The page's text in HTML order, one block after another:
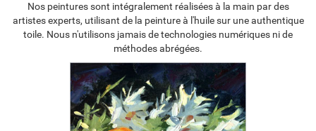
Nos peintures sont intégralement réalisées à la main par des
artistes experts, utilisant de la peinture à l'huile sur une authentique
toile. Nous n'utilisons jamais de technologies numériques ni de
méthodes abrégées.